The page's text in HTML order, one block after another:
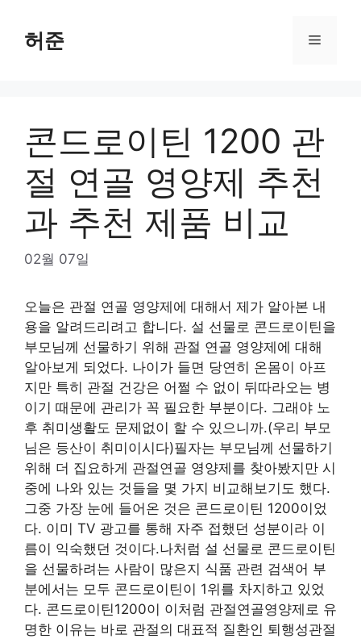
content
허준 Menu
콘드로이틴 1200 관
절 연골 영양제 추천
과 추천 제품 비교
02월 07일
오늘은 관절 연골 영양제에 대해서 제가 알아본 내
용을 알려드리려고 합니다. 설 선물로 콘드로이틴을
부모님께 선물하기 위해 관절 연골 영양제에 대해
알아보게 되었다. 나이가 들면 당연히 온몸이 아프
지만 특히 관절 건강은 어쩔 수 없이 뒤따라오는 병
이기 때문에 관리가 꼭 필요한 부분이다. 그래야 노
후 취미생활도 문제없이 할 수 있으니까.(우리 부모
님은 등산이 취미이시다)필자는 부모님께 선물하기
위해 더 집요하게 관절연골 영양제를 찾아봤지만 시
중에 나와 있는 것들을 몇 가지 비교해보기도 했다.
그중 가장 눈에 들어온 것은 콘드로이틴 1200이었
다. 이미 TV 광고를 통해 자주 접했던 성분이라 이
름이 익숙했던 것이다.나처럼 설 선물로 콘드로이틴
을 선물하려는 사람이 많은지 식품 관련 검색어 부
분에서는 모두 콘드로이틴이 1위를 차지하고 있었
다. 콘드로이틴1200이 이처럼 관절연골영양제로 유
명한 이유는 바로 관절의 대표적 질환인 퇴행성관절